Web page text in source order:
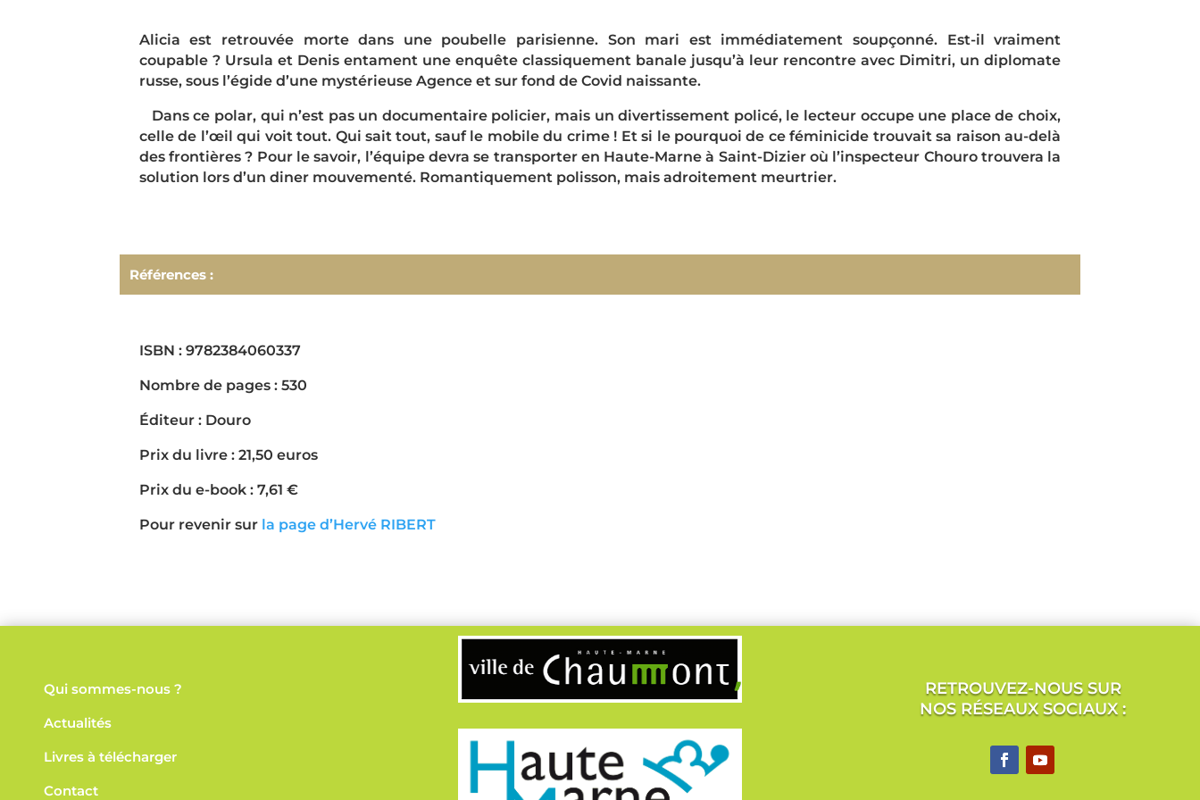
Alicia est retrouvée morte dans une poubelle parisienne. Son mari est immédiatement soupçonné. Est-il vraiment
coupable ? Ursula et Denis entament une enquête classiquement banale jusqu’à leur rencontre avec Dimitri, un diplomate
russe, sous l’égide d’une mystérieuse Agence et sur fond de Covid naissante.
Dans ce polar, qui n’est pas un documentaire policier, mais un divertissement policé, le lecteur occupe une place de choix,
celle de l’œil qui voit tout. Qui sait tout, sauf le mobile du crime ! Et si le pourquoi de ce féminicide trouvait sa raison au-delà
des fron­tières ? Pour le savoir, l’équipe devra se transporter en Haute-Marne à Saint-Dizier où l’inspecteur Chouro trouvera la
solution lors d’un diner mouvementé. Romantiquement polisson, mais adroitement meurtrier.
Références :
ISBN : 9782384060337
Nombre de pages : 530
Éditeur : Douro
Prix du livre : 21,50 euros
Prix du e-book : 7,61 €
Pour revenir sur la page d’Hervé RIBERT
Qui sommes-nous ?
Actualités
Livres à télécharger
Contact
RETROUVEZ-NOUS SUR
NOS RÉSEAUX SOCIAUX :